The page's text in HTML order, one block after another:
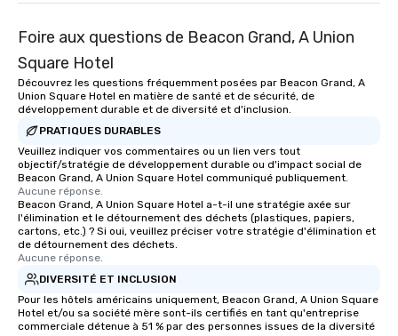
Foire aux questions de Beacon Grand, A Union
Square Hotel
Découvrez les questions fréquemment posées par Beacon Grand, A
Union Square Hotel en matière de santé et de sécurité, de
développement durable et de diversité et d'inclusion.
PRATIQUES DURABLES
Veuillez indiquer vos commentaires ou un lien vers tout
objectif/stratégie de développement durable ou d'impact social de
Beacon Grand, A Union Square Hotel communiqué publiquement.
Aucune réponse.
Beacon Grand, A Union Square Hotel a-t-il une stratégie axée sur
l'élimination et le détournement des déchets (plastiques, papiers,
cartons, etc.) ? Si oui, veuillez préciser votre stratégie d'élimination et
de détournement des déchets.
Aucune réponse.
DIVERSITÉ ET INCLUSION
Pour les hôtels américains uniquement, Beacon Grand, A Union Square
Hotel et/ou sa société mère sont-ils certifiés en tant qu'entreprise
commerciale détenue à 51 % par des personnes issues de la diversité